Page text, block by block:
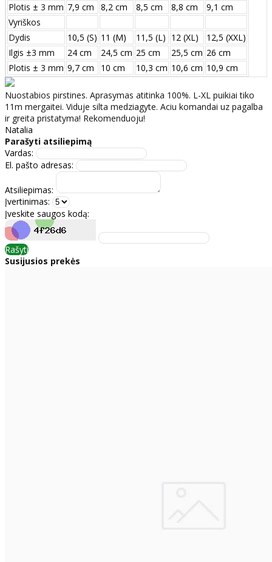
Plotis ± 3 mm 7,9 cm 8,2 cm 8,5 cm 8,8 cm
9,1 cm
Vyriškos
Dydis
10,5 (S) 11 (M) 11,5 (L) 12 (XL)
12,5 (XXL)
Ilgis ±3 mm
24 сm 24,5 сm 25 сm 25,5 сm 26 сm
Plotis ± 3 mm 9,7 сm 10 сm 10,3 сm 10,6 сm 10,9 сm
Nuostabios pirstines. Aprasymas atitinka 100%. L-XL puikiai tiko
11m mergaitei. Viduje silta medziagyte. Aciu komandai uz pagalba
ir greita pristatyma! Rekomenduoju!
Natalia
Parašyti atsiliepimą
Vardas:
El. pašto adresas:
Atsiliepimas:
Įvertinimas:
Įveskite saugos kodą:
Rašyti
Susijusios prekės